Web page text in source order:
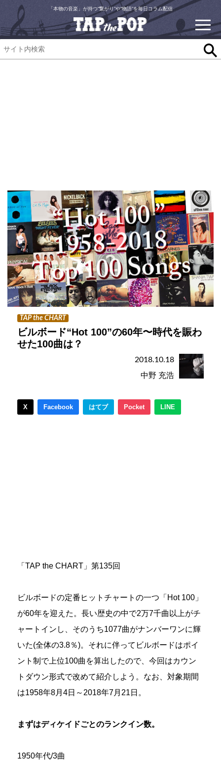
「本物の音楽」が持つ“繋がり”や“物語”を毎日コラム配信
TAP the CHART
ビルボード“Hot 100”の60年〜時代を賑わ
せた100曲は？
2018.10.18
中野 充浩
X Facebook はてブ Pocket LINE
「TAP the CHART」第135回
ビルボードの定番ヒットチャートの一つ「Hot 100」
が60年を迎えた。長い歴史の中で2万7千曲以上がチ
ャートインし、そのうち1077曲がナンバーワンに輝
いた(全体の3.8％)。それに伴ってビルボードはポイ
ント制で上位100曲を算出したので、今回はカウン
トダウン形式で改めて紹介しよう。なお、対象期間
は1958年8月4日～2018年7月21日。
まずはディケイドごとのランクイン数。
1950年代/3曲